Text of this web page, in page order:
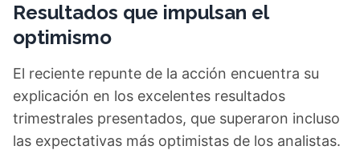
Resultados que impulsan el
optimismo
El reciente repunte de la acción encuentra su
explicación en los excelentes resultados
trimestrales presentados, que superaron incluso
las expectativas más optimistas de los analistas.